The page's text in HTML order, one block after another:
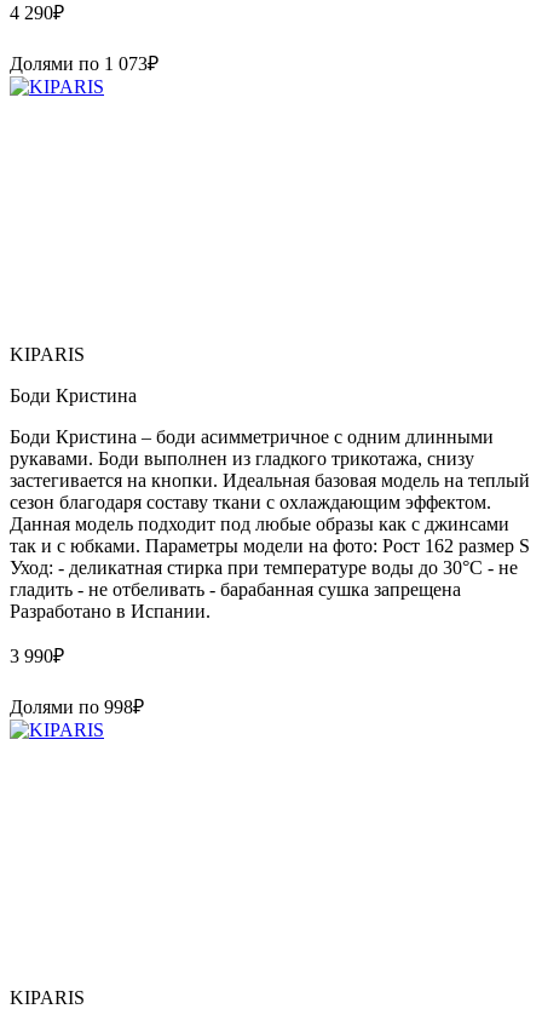
4 290₽
Долями по 1 073₽
KIPARIS
Боди Кристина
Боди Кристина – боди асимметричное с одним длинными
рукавами. Боди выполнен из гладкого трикотажа, снизу
застегивается на кнопки. Идеальная базовая модель на теплый
сезон благодаря составу ткани с охлаждающим эффектом.
Данная модель подходит под любые образы как с джинсами
так и с юбками. Параметры модели на фото: Рост 162 размер S
Уход: - деликатная стирка при температуре воды до 30°C - не
гладить - не отбеливать - барабанная сушка запрещена
Paзpaботaно в Иcпaнии.
3 990₽
Долями по 998₽
KIPARIS